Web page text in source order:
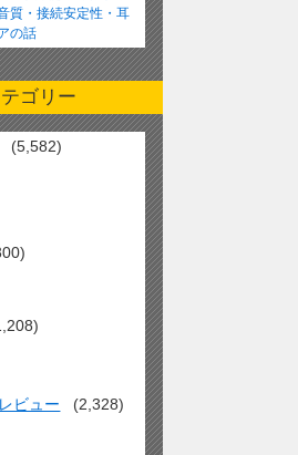
質・接続安定性・耳
の話
ゴリー
(5,582)
ビュー (2,328)